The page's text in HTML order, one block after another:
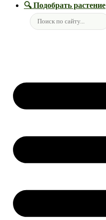
🔍 Подобрать растение